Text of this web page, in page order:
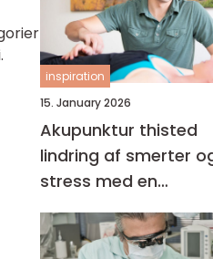
inspiration
15. January 2026
Akupunktur thisted
lindring af smerter
stress med en
helhedsorienteret
tilgang